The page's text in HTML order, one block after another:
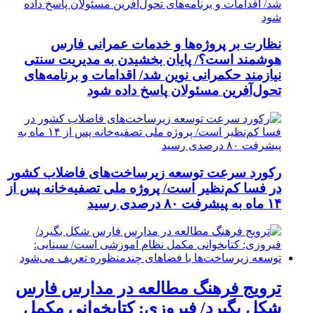
نظارت بر پروژه‌ها و خدمات عمرانی فارس
هوشمند است؟/ پایان بخشیدن به مدیریت سنتی
نیازمند حکمرانی نوین شد/ اقدامات و برنامه‌های
تحول‌آفرین مسئولان پاسخ داده شود
رکورد سرعت توسعه زیرساخت‌های فاضلاب کشور
در فسا کم‌نظیر است/ پروژه ملی تصفیه‌خانه پس از
۱۴ ماه به پیشرفت ۸۰ درصدی رسید
ترویج فرهنگ مطالعه در مدارس فارس
شکل بگیرد/ فیروزی: کتابخوانی مکمل